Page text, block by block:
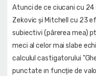
Atunci de ce ciucani cu 24
Zekovic şi Mitchell cu 23
subiectivi (pârerea mea)
meci al celor mai slabe
calculul castigatorului
punctate ın funcție de